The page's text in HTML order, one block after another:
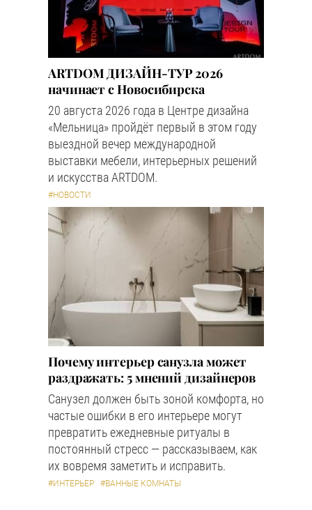
ARTDOM ДИЗАЙН-ТУР 2026
начинает с Новосибирска
20 августа 2026 года в Центре дизайна
«Мельница» пройдёт первый в этом году
выездной вечер международной
выставки мебели, интерьерных решений
и искусства ARTDOM.
#НОВОСТИ
Почему интерьер санузла может
раздражать: 5 мнений дизайнеров
Санузел должен быть зоной комфорта, но
частые ошибки в его интерьере могут
превратить ежедневные ритуалы в
постоянный стресс — рассказываем, как
их вовремя заметить и исправить.
#ИНТЕРЬЕР #ВАННЫЕ КОМНАТЫ